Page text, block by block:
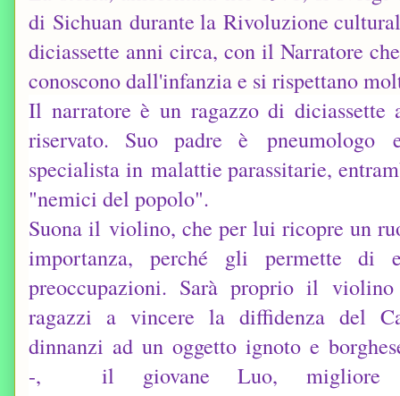
di Sichuan durante laRivoluzione
diciassette anni circa, con il Narratore
conoscono dall'infanzia e si rispettano
Il narratore è un ragazzo di diciassette
riservato. Suo padre è pneumologoe
specialista in malattie parassitarie,
"nemici del popolo".
Suona il violino, che per lui ricopre un
importanza, perché gli permette di
preoccupazioni. Sarà proprio il
ragazzi a vincere la diffidenza del
dinnanzi ad un oggetto ignoto e
-, il giovane Luo, migliore